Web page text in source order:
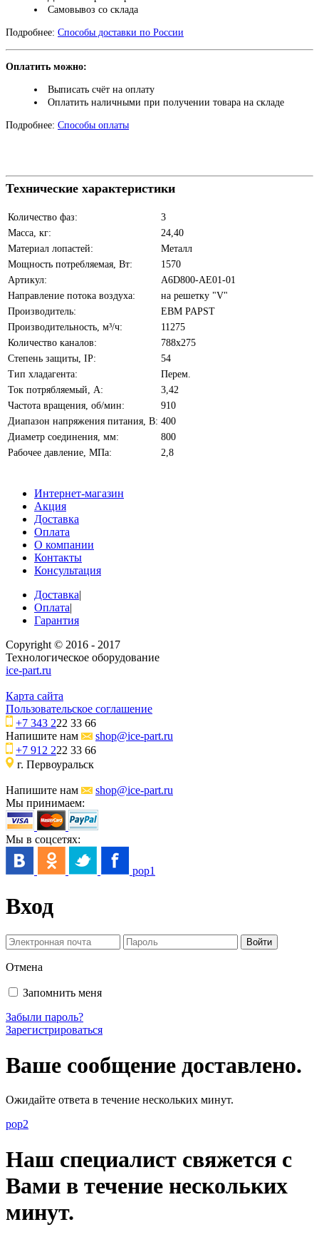
Самовывоз со склада
Подробнее: Способы доставки по России
Оплатить можно:
Выписать счёт на оплату
Оплатить наличными при получении товара на складе
Подробнее: Способы оплаты
Технические характеристики
Количество фаз:
3
Масса, кг:
24,40
Материал лопастей:
Металл
Мощность потребляемая, Вт:
1570
Артикул:
A6D800-AE01-01
Направление потока воздуха:
на решетку "V"
Производитель:
EBM PAPST
Производительность, м³/ч:
11275
Количество каналов:
788х275
Степень защиты, IP:
54
Тип хладагента:
Перем.
Ток потрябляемый, А:
3,42
Частота вращения, об/мин:
910
Диапазон напряжения питания, В: 400
Диаметр соединения, мм:
800
Рабочее давление, МПа:
2,8
Интернет-магазин
Акция
Доставка
Оплата
О компании
Контакты
Консультация
Доставка|
Оплата|
Гарантия
Copyright © 2016 - 2017
Технологическое оборудование
ice-part.ru
Карта сайта
Пользовательское соглашение
+7 343 222 33 66
Напишите нам
shop@ice-part.ru
+7 912 222 33 66
г. Первоуральск
Напишите нам
shop@ice-part.ru
Мы принимаем:
Мы в соцсетях:
pop1
Вход
Отмена
Запомнить меня
Забыли пароль?
Зарегистрироваться
Ваше сообщение доставлено.
Ожидайте ответа в течение нескольких минут.
pop2
Наш специалист свяжется с
Вами в течение нескольких
минут.